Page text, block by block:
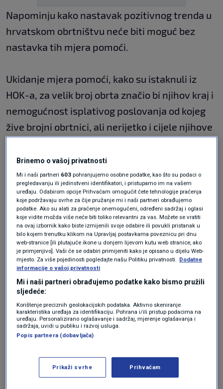
Napominju kako nastavak pozitivnog trenda u
hrvatskom obrtništvu neće biti moguć bez
nastavka tih mjera pomoći.
Ukidanje mjera pomoći, kako su istaknuli iz
HOK-a, za velik broj obrta značio bi njihov kraj i
nemogućnost isplativog poslovanja od kojeg
žive brojni obrtnici, ali nerijetko i cijele njihove
Iz HOK-a stoga predlažu produženje mjera
ograničenih cijena električne energije na isti
način, kako bi se osigurala stabilnost i
predvidljivost troškova za obrtnike.
Napominju kako su računi za plin u nekim
slučajevima narasli i do 600 posto, što
predstavlja ozbiljnu prijetnju održivosti
obrtništva. Stoga traže dodatne mjere za
ublažavanje porasta cijena plina.
Posebice bi, kažu, podržali primjenu istovrsnog
energiju, a kako bi se olakšao teret koji će
potrošnja plina predstavljati tijekom
Brinemo o vašoj privatnosti
Mi i naši partneri 603 pohranjujemo osobne podatke, kao što su podaci o
pregledavanju ili jedinstveni identifikatori, i pristupamo im na vašem
uređaju. Odabirom opcije Prihvaćam omogućit ćete tehnologije praćenja
koje podržavaju svrhe za čije pružanje mi i naši partneri obrađujemo
podatke. Ako su alati za praćenje onemogućeni, određeni sadržaj i oglasi
koje vidite možda više neće biti toliko relevantni za vas. Možete se vratiti
na ovaj izbornik kako biste izmijenili svoje odabire ili povukli pristanak u
bilo kojem trenutku klikom na Upravljaj postavkama poveznicu pri dnu
web-stranice [ili plutajuće ikone u donjem lijevom kutu web stranice, ako
je primjenjivo]. Vaši će se odabiri primijeniti kako je opisano u dijelu Web-
mjesto. Za više pojedinosti pogledajte našu Politiku privatnosti. Dodatne
informacije o vašoj privatnosti
Mi i naši partneri obrađujemo podatke kako bismo pružili
sljedeće:
Korištenje preciznih geolokacijskih podataka. Aktivno skeniranje
karakteristika uređaja za identifikaciju. Pohrana i/ili pristup podacima na
uređaju. Personalizirano oglašavanje i sadržaj, mjerenje oglašavanja i
sadržaja, uvidi u publiku i razvoj usluga.
Popis partnera (dobavljača)
Prikaži svrhe Prihvaćam